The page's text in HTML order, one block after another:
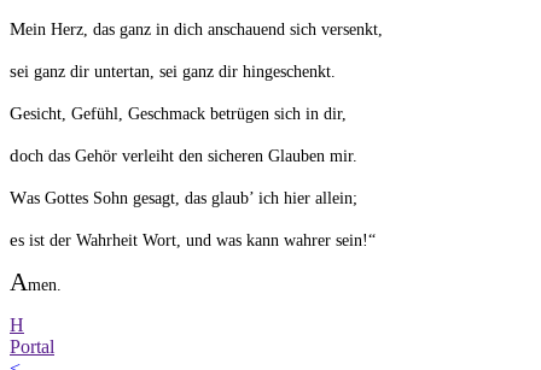
Mein Herz, das ganz in dich anschauend sich versenkt,
sei ganz dir untertan, sei ganz dir hingeschenkt.
Gesicht, Gefühl, Geschmack betrügen sich in dir,
doch das Gehör verleiht den sicheren Glauben mir.
Was Gottes Sohn gesagt, das glaub’ ich hier allein;
es ist der Wahrheit Wort, und was kann wahrer sein!“
Amen.
H
Portal